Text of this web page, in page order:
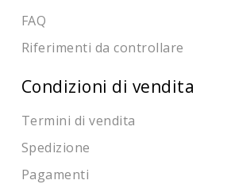
FAQ
Riferimenti da controllare
Condizioni di vendita
Termini di vendita
Spedizione
Pagamenti